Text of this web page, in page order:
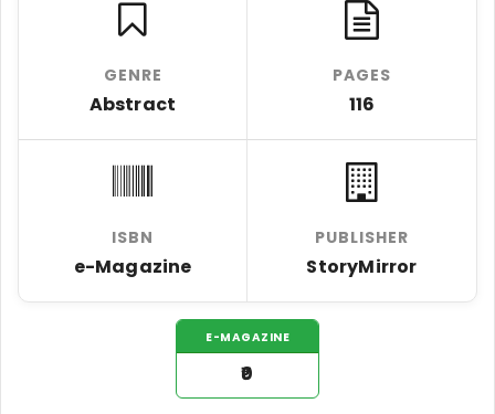
GENRE
Abstract
PAGES
116
ISBN
e-Magazine
PUBLISHER
StoryMirror
E-MAGAZINE
₹0